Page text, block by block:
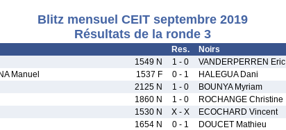
Blitz mensuel CEIT septembre 2019
Résultats de la ronde 3
Res. Noirs
1549 N 1 - 0 VANDERPERREN Eric
Manuel 1537 F 0 - 1 HALEGUA Dani
2125 N 1 - 0 BOUNYA Myriam
1860 N 1 - 0 ROCHANGE Christine
1530 N X - X ECOCHARD Vincent
1654 N 0 - 1 DOUCET Mathieu